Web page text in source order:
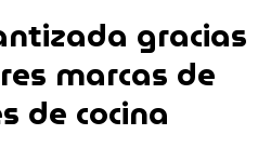
gracias
marcas de
de cocina